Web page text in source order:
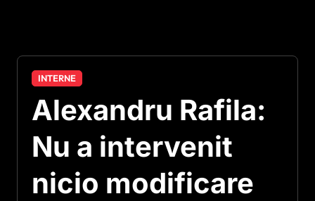
INTERNE
Alexandru Rafila:
Nu a intervenit
nicio modificare